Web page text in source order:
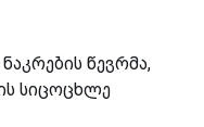
წევრმა,
სიცოცხლე